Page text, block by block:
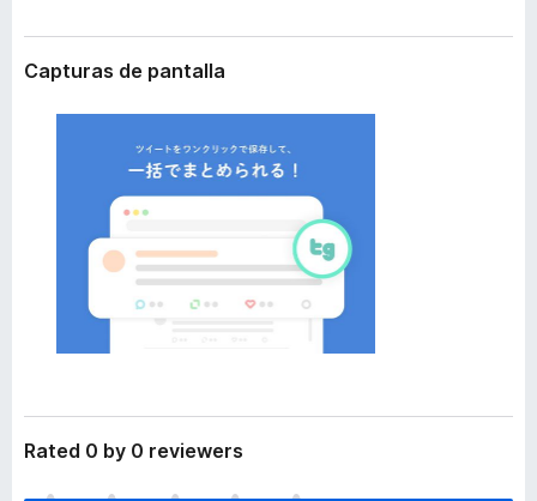
o
r
a
r
i
ó
Capturas de pantalla
Rated 0 by 0 reviewers